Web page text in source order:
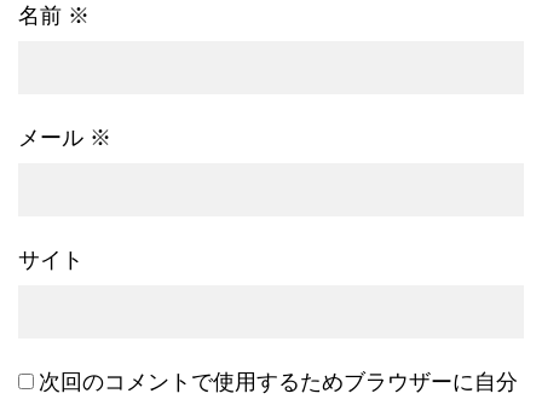
名前 ※
メール ※
サイト
次回のコメントで使用するためブラウザーに自分